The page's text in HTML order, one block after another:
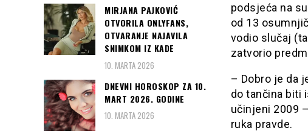
podsjeća na
od 13
vodio slučaj
zatvorio
– Dobro je da
do tančina biti
učinjeni 2009
ruka pravde.
MIRJANA PAJKOVIĆ
OTVORILA ONLYFANS,
OTVARANJE NAJAVILA
SNIMKOM IZ KADE
10. MARTA 2026
DNEVNI HOROSKOP ZA 10.
MART 2026. GODINE
10. MARTA 2026